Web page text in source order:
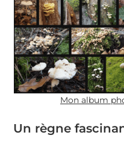
Mon album
Un règne